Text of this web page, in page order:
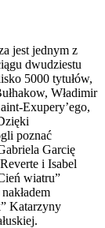
jest jednym z
dwudziestu
5000 tytułów,
Władimir
Exupery’ego,
poznać
Garcię
i Isabel
wiatru”
Katarzyny